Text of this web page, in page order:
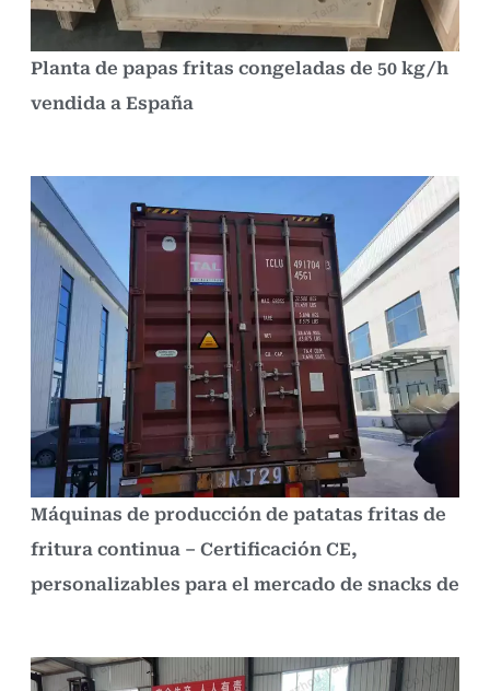
Planta de papas fritas congeladas de 50 kg/h
vendida a España
Máquinas de producción de patatas fritas de
fritura continua – Certificación CE,
personalizables para el mercado de snacks de